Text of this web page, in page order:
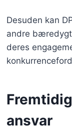
Desuden kan
andre
deres
ansvar